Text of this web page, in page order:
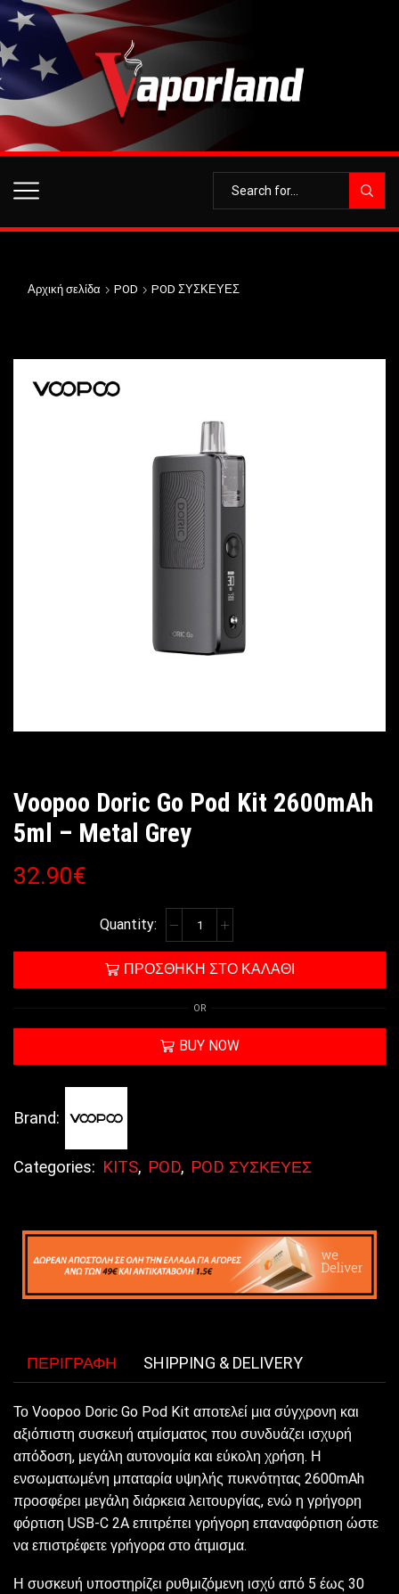
Αρχική σελίδα POD POD ΣΥΣΚΕΥΕΣ
Voopoo Doric Go Pod Kit 2600mAh
5ml – Metal Grey
32.90€
ΠΡΟΣΘΉΚΗ ΣΤΟ ΚΑΛΆΘΙ
OR
BUY NOW
Brand:
Categories: KITS, POD, POD ΣΥΣΚΕΥΕΣ
ΠΕΡΙΓΡΑΦΉ SHIPPING & DELIVERY
Το Voopoo Doric Go Pod Kit αποτελεί μια σύγχρονη και
αξιόπιστη συσκευή ατμίσματος που συνδυάζει ισχυρή
απόδοση, μεγάλη αυτονομία και εύκολη χρήση. Η
ενσωματωμένη μπαταρία υψηλής πυκνότητας 2600mAh
προσφέρει μεγάλη διάρκεια λειτουργίας, ενώ η γρήγορη
φόρτιση USB-C 2A επιτρέπει γρήγορη επαναφόρτιση ώστε
να επιστρέφετε γρήγορα στο άτμισμα.
Η συσκευή υποστηρίζει ρυθμιζόμενη ισχύ από 5 έως 30